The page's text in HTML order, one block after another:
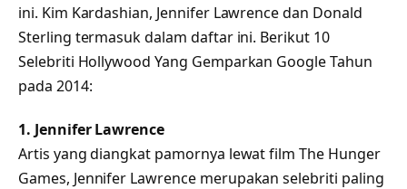
ini. Kim Kardashian, Jennifer Lawrence dan Donald
Sterling termasuk dalam daftar ini. Berikut 10
Selebriti Hollywood Yang Gemparkan Google Tahun
pada 2014:
1. Jennifer Lawrence
Artis yang diangkat pamornya lewat film The Hunger
Games, Jennifer Lawrence merupakan selebriti paling